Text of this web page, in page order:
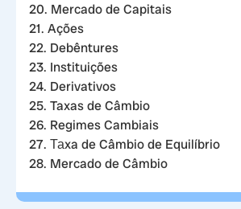
20. Mercado de Capitais
21. Ações
22. Debêntures
23. Instituições
24. Derivativos
25. Taxas de Câmbio
26. Regimes Cambiais
27. Таxa de Câmbio de Equilíbrio
28. Mercado de Câmbio